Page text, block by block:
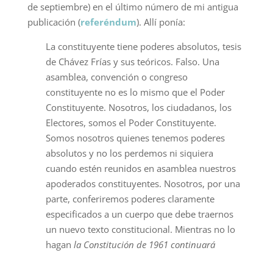
de septiembre) en el último número de mi antigua
publicación (referéndum). Allí ponía:
La constituyente tiene poderes absolutos, tesis
de Chávez Frías y sus teóricos. Falso. Una
asamblea, convención o congreso
constituyente no es lo mismo que el Poder
Constituyente. Nosotros, los ciudadanos, los
Electores, somos el Poder Constituyente.
Somos nosotros quienes tenemos poderes
absolutos y no los perdemos ni siquiera
cuando estén reunidos en asamblea nuestros
apoderados constituyentes. Nosotros, por una
parte, conferiremos poderes claramente
especificados a un cuerpo que debe traernos
un nuevo texto constitucional. Mientras no lo
hagan la Constitución de 1961 continuará